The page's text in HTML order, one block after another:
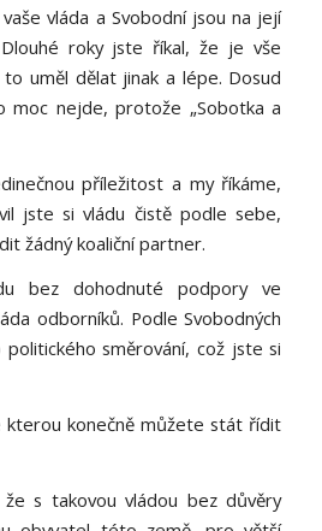
vláda a Svobodní jsou na její
roky jste říkal, že je vše
uměl dělat jinak a lépe. Dosud
nejde, protože „Sobotka a
příležitost a my říkáme,
jste si vládu čistě podle sebe,
žádný koaliční partner.
bez dohodnuté podpory ve
odborníků. Podle Svobodných
směrování, což jste si
kterou konečně můžete stát řídit
s takovou vládou bez důvěry